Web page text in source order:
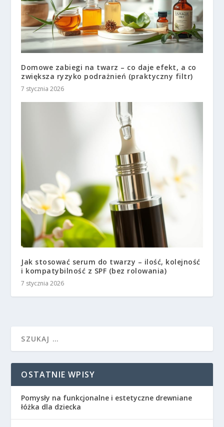
Domowe zabiegi na twarz – co daje efekt, a co
zwiększa ryzyko podrażnień (praktyczny filtr)
7 stycznia 2026
Jak stosować serum do twarzy – ilość, kolejność
i kompatybilność z SPF (bez rolowania)
7 stycznia 2026
OSTATNIE WPISY
Pomysły na funkcjonalne i estetyczne drewniane
łóżka dla dziecka